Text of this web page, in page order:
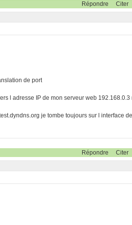
Répondre Citer
de port
l adresse IP de mon serveur web
je tombe toujours sur l interface
Répondre Citer